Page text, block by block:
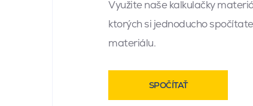
Využite naše kalkulačky
ktorých si jednoducho
materiálu.
SPOČÍTAŤ